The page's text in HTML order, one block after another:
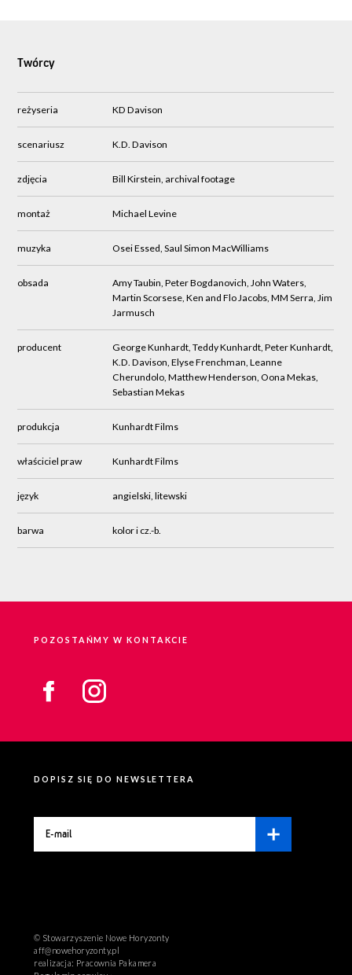
Twórcy
reżyseria KD Davison
scenariusz K.D. Davison
zdjęcia Bill Kirstein, archival footage
montaż Michael Levine
muzyka Osei Essed, Saul Simon MacWilliams
obsada
Amy Taubin, Peter Bogdanovich, John Waters,
Martin Scorsese, Ken and Flo Jacobs, MM Serra, Jim
Jarmusch
producent
George Kunhardt, Teddy Kunhardt, Peter Kunhardt,
K.D. Davison, Elyse Frenchman, Leanne
Cherundolo, Matthew Henderson, Oona Mekas,
Sebastian Mekas
produkcja Kunhardt Films
właściciel praw Kunhardt Films
język angielski, litewski
barwa kolor i cz.-b.
POZOSTAŃMY W KONTAKCIE
DOPISZ SIĘ DO NEWSLETTERA
© Stowarzyszenie Nowe Horyzonty
aff@nowehoryzonty.pl
realizacja: Pracownia Pakamera